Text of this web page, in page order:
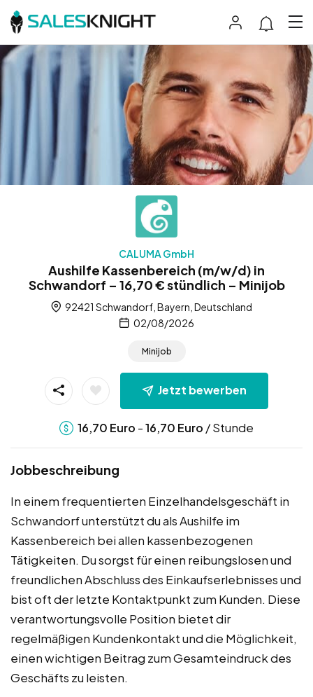
CALUMA GmbH
Aushilfe Kassenbereich (m/w/d) in
Schwandorf – 16,70 € stündlich – Minijob
92421 Schwandorf, Bayern, Deutschland
02/08/2026
Minijob
Jetzt bewerben
16,70 Euro -16,70 Euro / Stunde
Jobbeschreibung
In einem frequentierten Einzelhandelsgeschäft in
Schwandorf unterstützt du als Aushilfe im
Kassenbereich bei allen kassenbezogenen
Tätigkeiten. Du sorgst für einen reibungslosen und
freundlichen Abschluss des Einkaufserlebnisses und
bist oft der letzte Kontaktpunkt zum Kunden. Diese
verantwortungsvolle Position bietet dir
regelmäßigen Kundenkontakt und die Möglichkeit,
einen wichtigen Beitrag zum Gesamteindruck des
Geschäfts zu leisten.